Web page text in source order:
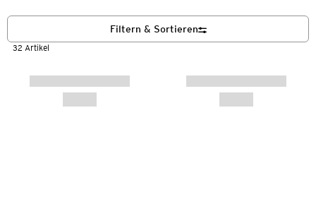
32 Artikel
Filtern & Sortieren